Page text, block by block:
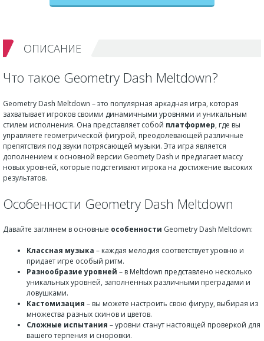
ОПИСАНИЕ
Что такое Geometry Dash Meltdown?
Geometry Dash Meltdown – это популярная аркадная игра, которая
захватывает игроков своими динамичными уровнями и уникальным
стилем исполнения. Она представляет собой платформер, где вы
управляете геометрической фигурой, преодолевающей различные
препятствия под звуки потрясающей музыки. Эта игра является
дополнением к основной версии Geomety Dash и предлагает массу
новых уровней, которые подстегивают игрока на достижение высоких
результатов.
Особенности Geometry Dash Meltdown
Давайте заглянем в основные особенности Geometry Dash Meltdown:
Классная музыка – каждая мелодия соответствует уровню и
придает игре особый ритм.
Разнообразие уровней – в Meltdown представлено несколько
уникальных уровней, заполненных различными преградами и
ловушками.
Кастомизация – вы можете настроить свою фигуру, выбирая из
множества разных скинов и цветов.
Сложные испытания – уровни станут настоящей проверкой для
вашего терпения и сноровки.